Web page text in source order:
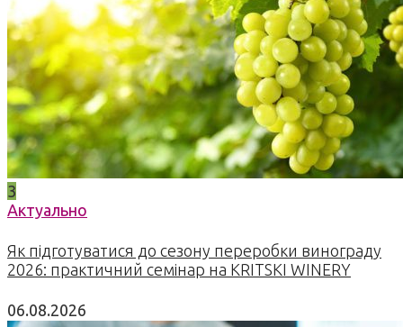
3
Актуально
Як підготуватися до сезону переробки винограду
2026: практичний семінар на KRITSKI WINERY
06.08.2026